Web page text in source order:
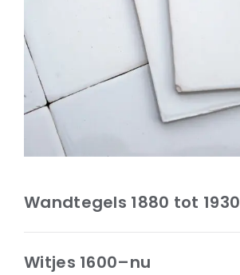
Wandtegels 1880 tot 1930
Witjes 1600–nu